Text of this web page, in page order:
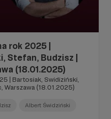
rok 2025 |
Stefan, Budzisz |
(18.01.2025)
| Bartosiak, Swidiziński,
Warszawa (18.01.2025)
Albert Świdziński